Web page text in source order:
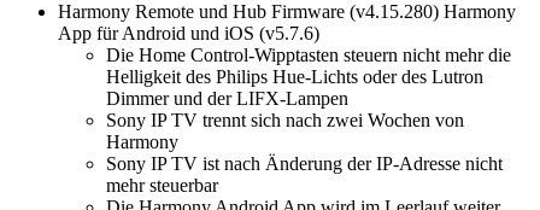
Harmony Remote und Hub Firmware (v4.15.280) Harmony
App für Android und iOS (v5.7.6)
Die Home Control-Wipptasten steuern nicht mehr die
Helligkeit des Philips Hue-Lichts oder des Lutron
Dimmer und der LIFX-Lampen
Sony IP TV trennt sich nach zwei Wochen von
Harmony
Sony IP TV ist nach Änderung der IP-Adresse nicht
mehr steuerbar